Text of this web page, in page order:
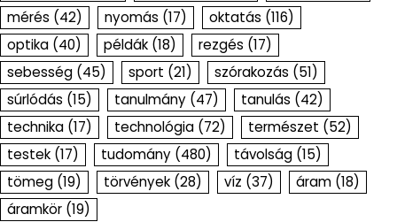
mérés (42) nyomás (17) oktatás (116)
optika (40) példák (18) rezgés (17)
sebesség (45) sport (21) szórakozás (51)
súrlódás (15) tanulmány (47) tanulás (42)
technika (17) technológia (72) természet (52)
testek (17) tudomány (480) távolság (15)
tömeg (19) törvények (28) víz (37) áram (18)
áramkör (19)